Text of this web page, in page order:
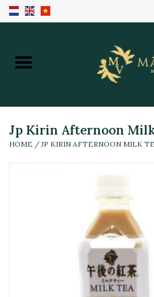
Home
Nieuw Binnen
Maaltijden & Hapjes
Jp Kirin Afternoon
HOME / JP KIRIN AFTERNOON MILK